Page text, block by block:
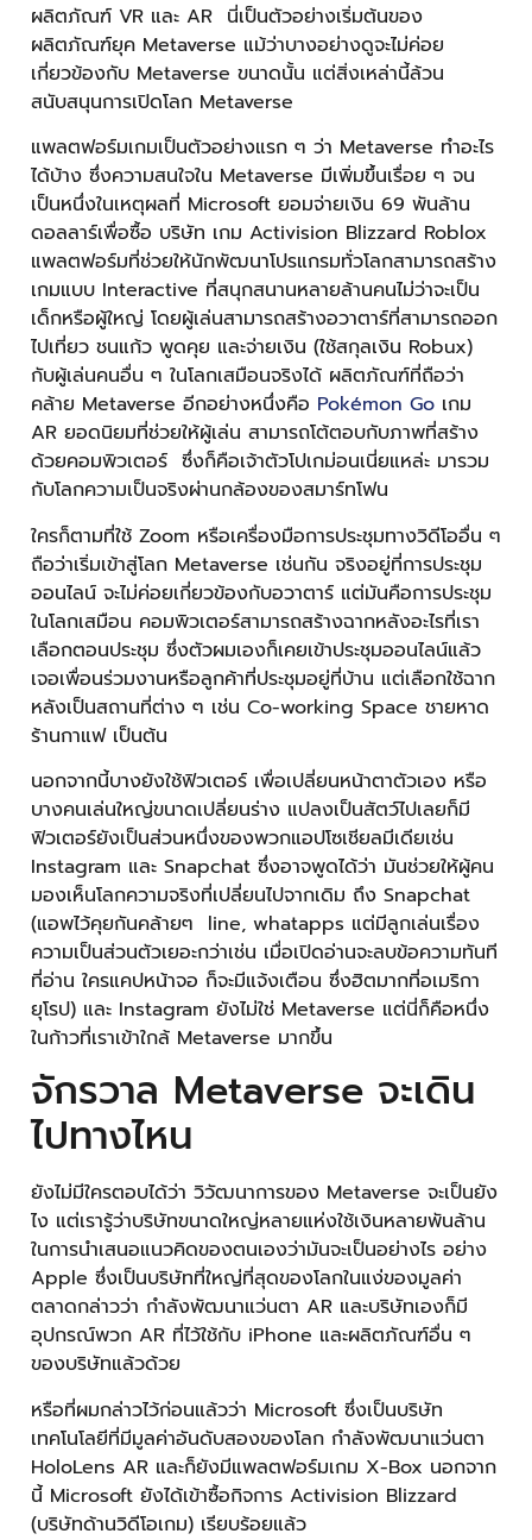
ผลิตภัณฑ์ VR และ AR นี่เป็นตัวอย่างเริ่มต้นของ
ผลิตภัณฑ์ยุค Metaverse แม้ว่าบางอย่างดูจะไม่ค่อย
เกี่ยวข้องกับ Metaverse ขนาดนั้น แต่สิ่งเหล่านี้ล้วน
สนับสนุนการเปิดโลก Metaverse
แพลตฟอร์มเกมเป็นตัวอย่างแรก ๆ ว่า Metaverse ทำอะไร
ได้บ้าง ซึ่งความสนใจใน Metaverse มีเพิ่มขึ้นเรื่อย ๆ จน
เป็นหนึ่งในเหตุผลที่ Microsoft ยอมจ่ายเงิน 69 พันล้าน
ดอลลาร์เพื่อซื้อ บริษัท เกม Activision Blizzard Roblox
แพลตฟอร์มที่ช่วยให้นักพัฒนาโปรแกรมทั่วโลกสามารถสร้าง
เกมแบบ Interactive ที่สนุกสนานหลายล้านคนไม่ว่าจะเป็น
เด็กหรือผู้ใหญ่ โดยผู้เล่นสามารถสร้างอวาตาร์ที่สามารถออก
ไปเที่ยว ชนแก้ว พูดคุย และจ่ายเงิน (ใช้สกุลเงิน Robux)
กับผู้เล่นคนอื่น ๆ ในโลกเสมือนจริงได้ ผลิตภัณฑ์ที่ถือว่า
คล้าย Metaverse อีกอย่างหนึ่งคือ Pokémon Go เกม
AR ยอดนิยมที่ช่วยให้ผู้เล่น สามารถโต้ตอบกับภาพที่สร้าง
ด้วยคอมพิวเตอร์ ซึ่งก็คือเจ้าตัวโปเกม่อนเนี่ยแหล่ะ มารวม
กับโลกความเป็นจริงผ่านกล้องของสมาร์ทโฟน
ใครก็ตามที่ใช้ Zoom หรือเครื่องมือการประชุมทางวิดีโออื่น ๆ
ถือว่าเริ่มเข้าสู่โลก Metaverse เช่นกัน จริงอยู่ที่การประชุม
ออนไลน์ จะไม่ค่อยเกี่ยวข้องกับอวาตาร์ แต่มันคือการประชุม
ในโลกเสมือน คอมพิวเตอร์สามารถสร้างฉากหลังอะไรที่เรา
เลือกตอนประชุม ซึ่งตัวผมเองก็เคยเข้าประชุมออนไลน์แล้ว
เจอเพื่อนร่วมงานหรือลูกค้าที่ประชุมอยู่ที่บ้าน แต่เลือกใช้ฉาก
หลังเป็นสถานที่ต่าง ๆ เช่น Co-working Space ชายหาด
ร้านกาแฟ เป็นต้น
นอกจากนี้บางยังใช้ฟิวเตอร์ เพื่อเปลี่ยนหน้าตาตัวเอง หรือ
บางคนเล่นใหญ่ขนาดเปลี่ยนร่าง แปลงเป็นสัตว์ไปเลยก็มี
ฟิวเตอร์ยังเป็นส่วนหนึ่งของพวกแอปโซเชียลมีเดียเช่น
Instagram และ Snapchat ซึ่งอาจพูดได้ว่า มันช่วยให้ผู้คน
มองเห็นโลกความจริงที่เปลี่ยนไปจากเดิม ถึง Snapchat
(แอพไว้คุยกันคล้ายๆ line, whatapps แต่มีลูกเล่นเรื่อง
ความเป็นส่วนตัวเยอะกว่าเช่น เมื่อเปิดอ่านจะลบข้อความทันที
ที่อ่าน ใครแคปหน้าจอ ก็จะมีแจ้งเตือน ซึ่งฮิตมากที่อเมริกา
ยุโรป) และ Instagram ยังไม่ใช่ Metaverse แต่นี่ก็คือหนึ่ง
ในก้าวที่เราเข้าใกล้ Metaverse มากขึ้น
จักรวาล Metaverse จะเดิน
ไปทางไหน
ยังไม่มีใครตอบได้ว่า วิวัฒนาการของ Metaverse จะเป็นยัง
ไง แต่เรารู้ว่าบริษัทขนาดใหญ่หลายแห่งใช้เงินหลายพันล้าน
ในการนำเสนอแนวคิดของตนเองว่ามันจะเป็นอย่างไร อย่าง
Apple ซึ่งเป็นบริษัทที่ใหญ่ที่สุดของโลกในแง่ของมูลค่า
ตลาดกล่าวว่า กำลังพัฒนาแว่นตา AR และบริษัทเองก็มี
อุปกรณ์พวก AR ที่ไว้ใช้กับ iPhone และผลิตภัณฑ์อื่น ๆ
ของบริษัทแล้วด้วย
หรือที่ผมกล่าวไว้ก่อนแล้วว่า Microsoft ซึ่งเป็นบริษัท
เทคโนโลยีที่มีมูลค่าอันดับสองของโลก กำลังพัฒนาแว่นตา
HoloLens AR และก็ยังมีแพลตฟอร์มเกม X-Box นอกจาก
นี้ Microsoft ยังได้เข้าซื้อกิจการ Activision Blizzard
(บริษัทด้านวิดีโอเกม) เรียบร้อยแล้ว